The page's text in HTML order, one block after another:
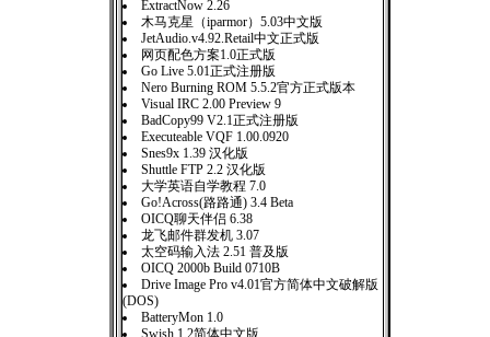
ExtractNow 2.26
木马克星（iparmor）5.03中文版
JetAudio.v4.92.Retail中文正式版
网页配色方案1.0正式版
Go Live 5.01正式注册版
Nero Burning ROM 5.5.2官方正式版本
Visual IRC 2.00 Preview 9
BadCopy99 V2.1正式注册版
Executeable VQF 1.00.0920
Snes9x 1.39 汉化版
Shuttle FTP 2.2 汉化版
大学英语自学教程 7.0
Go!Across(路路通) 3.4 Beta
OICQ聊天伴侣 6.38
龙飞邮件群发机 3.07
太空码输入法 2.51 普及版
OICQ 2000b Build 0710B
Drive Image Pro v4.01官方简体中文破解版
(DOS)
BatteryMon 1.0
Swish 1.2简体中文版